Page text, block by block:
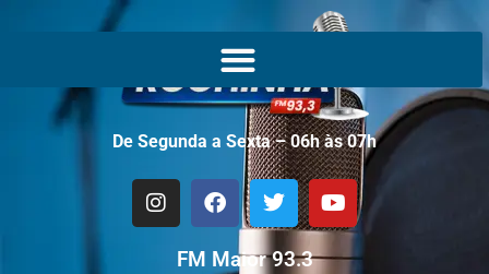
De Segunda a Sexta – 06h às 07h
FM Maior 93.3